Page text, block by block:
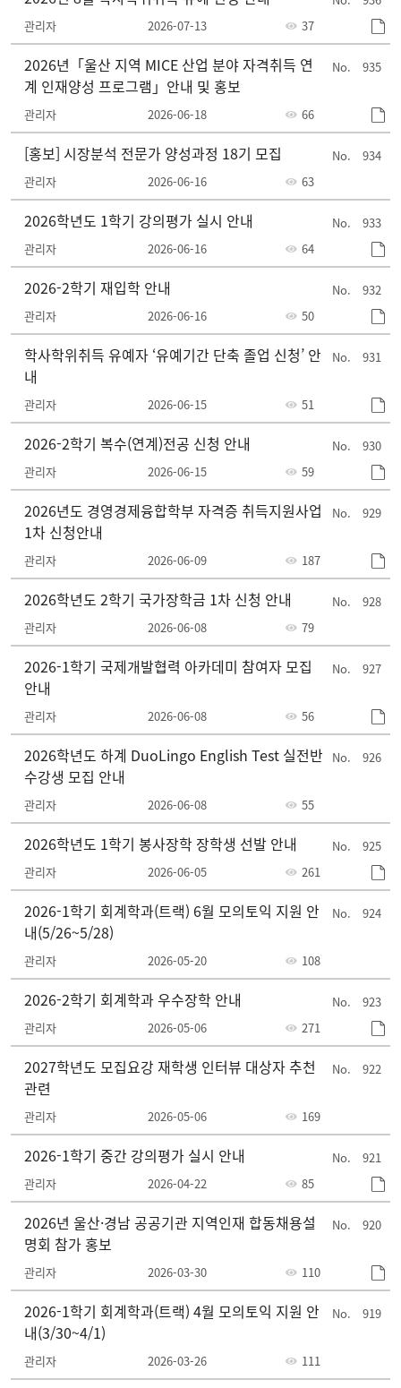
관리자 2026-07-13 37
935
2026년「울산 지역 MICE 산업 분야 자격취득 연
계 인재양성 프로그램」안내 및 홍보
관리자 2026-06-18 66
934
[홍보] 시장분석 전문가 양성과정 18기 모집
관리자 2026-06-16 63
933
2026학년도 1학기 강의평가 실시 안내
관리자 2026-06-16 64
932
2026-2학기 재입학 안내
관리자 2026-06-16 50
931
학사학위취득 유예자 ‘유예기간 단축 졸업 신청’ 안
내
관리자 2026-06-15 51
930
2026-2학기 복수(연계)전공 신청 안내
관리자 2026-06-15 59
929
2026년도 경영경제융합학부 자격증 취득지원사업
1차 신청안내
관리자 2026-06-09 187
928
2026학년도 2학기 국가장학금 1차 신청 안내
관리자 2026-06-08 79
927
2026-1학기 국제개발협력 아카데미 참여자 모집
안내
관리자 2026-06-08 56
926
2026학년도 하계 DuoLingo English Test 실전반
수강생 모집 안내
관리자 2026-06-08 55
925
2026학년도 1학기 봉사장학 장학생 선발 안내
관리자 2026-06-05 261
924
2026-1학기 회계학과(트랙) 6월 모의토익 지원 안
내(5/26~5/28)
관리자 2026-05-20 108
923
2026-2학기 회계학과 우수장학 안내
관리자 2026-05-06 271
922
2027학년도 모집요강 재학생 인터뷰 대상자 추천
관련
관리자 2026-05-06 169
921
2026-1학기 중간 강의평가 실시 안내
관리자 2026-04-22 85
920
2026년 울산·경남 공공기관 지역인재 합동채용설
명회 참가 홍보
관리자 2026-03-30 110
919
2026-1학기 회계학과(트랙) 4월 모의토익 지원 안
내(3/30~4/1)
관리자 2026-03-26 111